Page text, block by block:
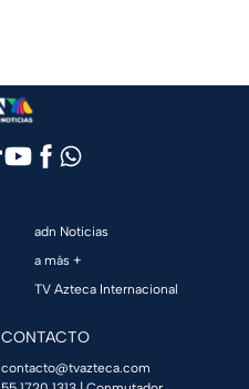
adn Noticias
a más +
TV Azteca Internacional
CONTACTO
contacto@tvazteca.com